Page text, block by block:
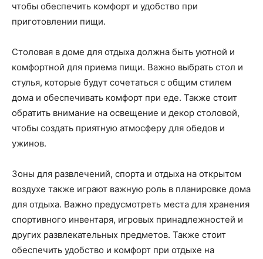
чтобы обеспечить комфорт и удобство при
приготовлении пищи.
Столовая в доме для отдыха должна быть уютной и
комфортной для приема пищи. Важно выбрать стол и
стулья, которые будут сочетаться с общим стилем
дома и обеспечивать комфорт при еде. Также стоит
обратить внимание на освещение и декор столовой,
чтобы создать приятную атмосферу для обедов и
ужинов.
Зоны для развлечений, спорта и отдыха на открытом
воздухе также играют важную роль в планировке дома
для отдыха. Важно предусмотреть места для хранения
спортивного инвентаря, игровых принадлежностей и
других развлекательных предметов. Также стоит
обеспечить удобство и комфорт при отдыхе на